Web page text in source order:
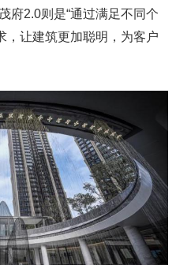
府2.0则是“通过满足不同个
，让建筑更加聪明，为客户